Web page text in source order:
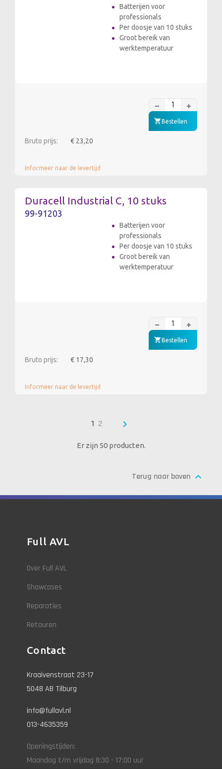
Batterijen voor
professionals
Per doosje van 10 stuks
Groot bereik van
werktemperatuur
Bestellen
Bruto prijs: € 23,20
Informeer naar de levertijd
Duracell Industrial C, 10 stuks
99-91203
Batterijen voor
professionals
Per doosje van 10 stuks
Groot bereik van
werktemperatuur
Bestellen
Bruto prijs: € 17,30
Informeer naar de levertijd
1 2 
Er zijn 50 producten.
Terug naar boven 
Full AVL
Over Full AVL
Showcases
Reparaties
Retouren
Contact
Kraaivenstraat 23-17
5048 AB Tilburg
info@fullavl.nl
013-4635359
Openingstijden:
Maandag t/m vrijdag 8:30 - 17:00 uur